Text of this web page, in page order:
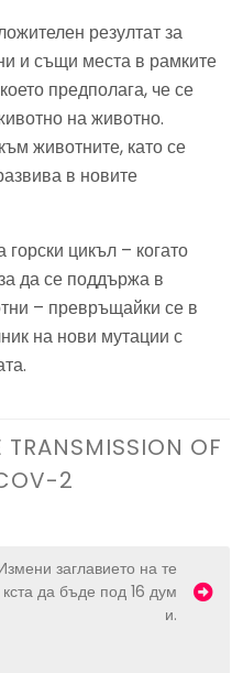
резултат за
и същи места в рамките
предполага, че се
на животно.
животните, като се
в новите
цикъл – когато
да се поддържа в
– превръщайки се в
на нови мутации с
TRANSMISSION OF
2
заглавието на те
кста да бъде под 16 дум
и.